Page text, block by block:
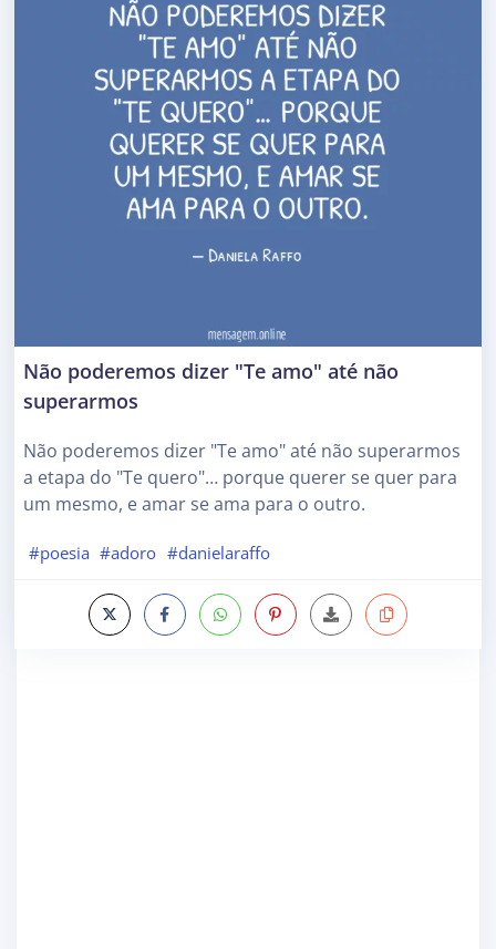
Não poderemos dizer "Te amo" até não
superarmos
Não poderemos dizer "Te amo" até não superarmos
a etapa do "Te quero"… porque querer se quer para
um mesmo, e amar se ama para o outro.
#poesia #adoro #danielaraffo